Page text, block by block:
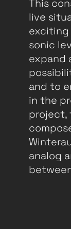
This
live
exciting
sonic
expand
and to
in the
project,
analog